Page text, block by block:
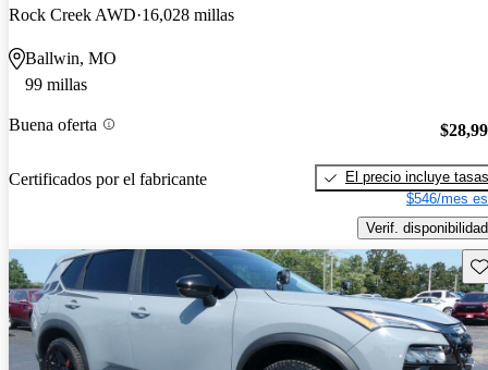
Rock Creek AWD 16,028 millas
Ballwin, MO
99 millas
Buena oferta
Certificados por el fabricante
El precio incluye tasas
$546/mes
Verif. disponibilidad